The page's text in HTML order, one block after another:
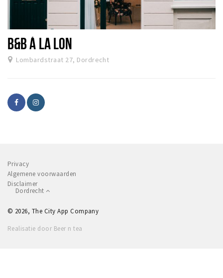
B&B Á LA LON
Lombardstraat 27, Dordrecht
Privacy
Algemene voorwaarden
Disclaimer
Dordrecht
© 2026, The City App Company
Realisatie door Beer n tea